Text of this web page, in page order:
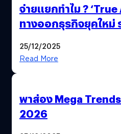
จ่ายแยกทำไม ? ‘True
ทางออกธุรกิจยุคใหม่
25/12/2025
Read More
พาส่อง Mega
2026